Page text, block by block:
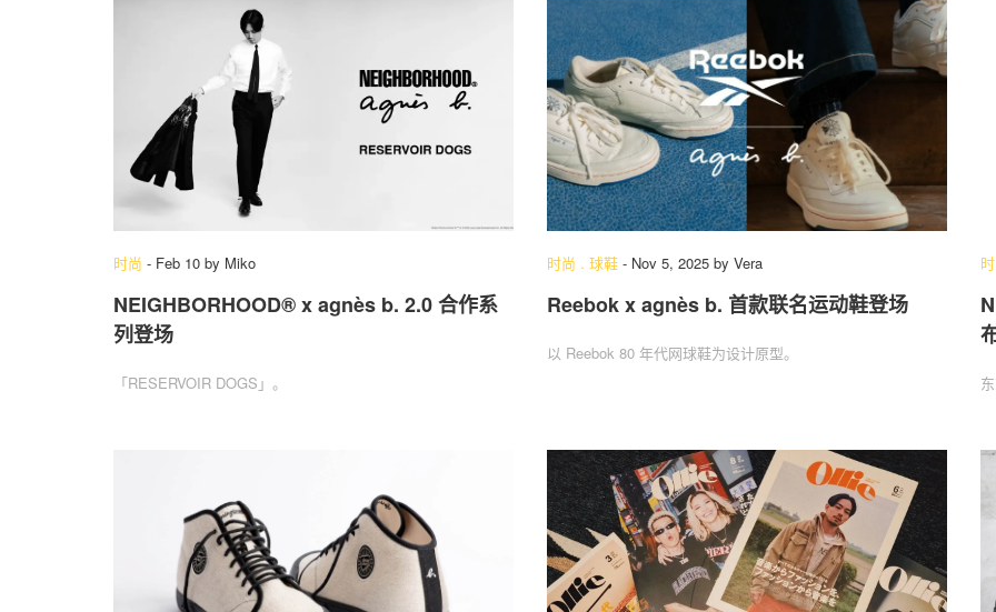
时尚 - Feb 10 by Miko
NEIGHBORHOOD® x agnès b. 2.0 合作系
列登场
「RESERVOIR DOGS」。
时尚 . 球鞋 - Nov 5, 2025 by Vera
Reebok x agnès b. 首款联名运动鞋登场
以 Reebok 80 年代网球鞋为设计原型。